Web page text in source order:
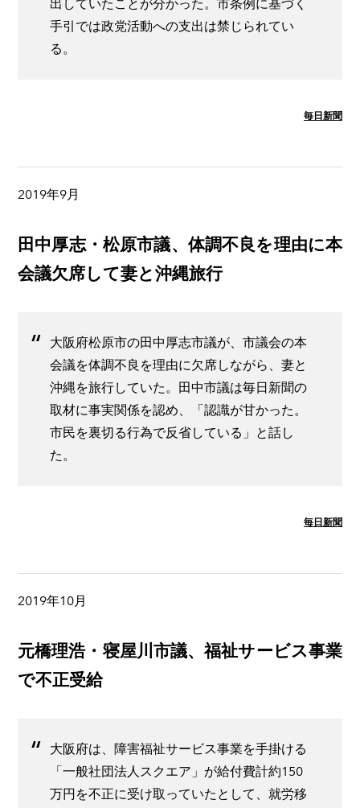
出していたことが分かった。市条例に基づく
手引では政党活動への支出は禁じられてい
る。
毎日新聞
2019年9月
田中厚志・松原市議、体調不良を理由に本
会議欠席して妻と沖縄旅行
大阪府松原市の田中厚志市議が、市議会の本
会議を体調不良を理由に欠席しながら、妻と
沖縄を旅行していた。田中市議は毎日新聞の
取材に事実関係を認め、「認識が甘かった。
市民を裏切る行為で反省している」と話し
た。
毎日新聞
2019年10月
元橋理浩・寝屋川市議、福祉サービス事業
で不正受給
大阪府は、障害福祉サービス事業を手掛ける
「一般社団法人スクエア」が給付費計約150
万円を不正に受け取っていたとして、就労移